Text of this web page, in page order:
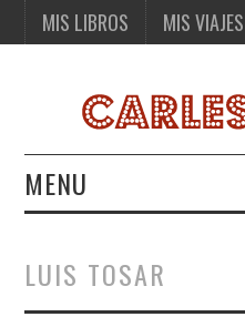
MIS LIBROS MIS VIAJES
MENU
MIS VIAJES
LUIS TOSAR